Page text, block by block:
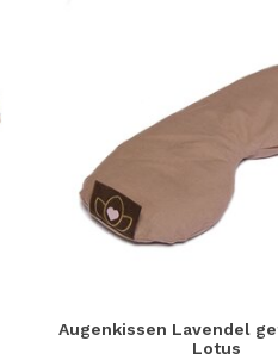
Augenkissen Lavendel
Lotus